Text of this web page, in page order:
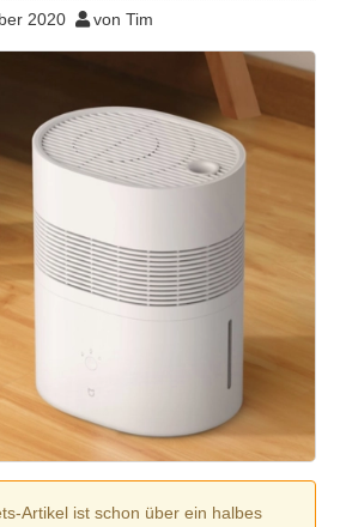
2020 von Tim
Artikel ist schon über ein halbes